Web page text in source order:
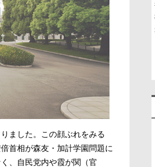
ました。この顔ぶれをみる
首相が森友・加計学園問題に
、自民党内や霞が関（官